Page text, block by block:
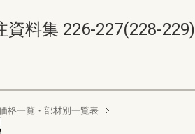
料集 226-227(228-229)
格一覧・部材別一覧表